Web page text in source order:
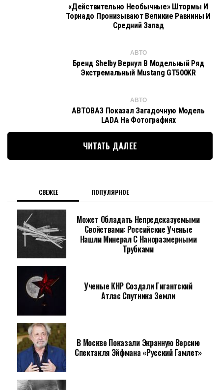
«Действительно Необычные» Штормы И
Торнадо Пронизывают Великие Равнины И
Средний Запад
АВТО
Бренд Shelby Вернул В Модельный Ряд
Экстремальный Mustang GT500KR
АВТО
АВТОВАЗ Показал Загадочную Модель
LADA На Фотографиях
ЧИТАТЬ ДАЛЕЕ
СВЕЖЕЕ ПОПУЛЯРНОЕ
Может Обладать Непредсказуемыми
Свойствами: Российские Ученые
Нашли Минерал С Наноразмерными
Трубками
Ученые КНР Создали Гигантский
Атлас Спутника Земли
В Москве Показали Экранную Версию
Спектакля Эйфмана «Русский Гамлет»